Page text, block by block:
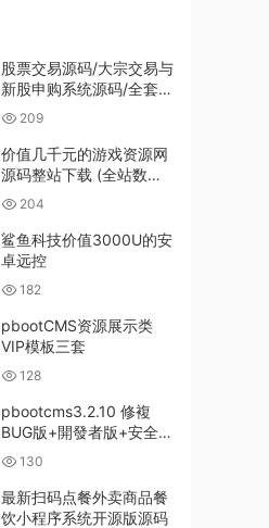
股票交易源码/大宗交易与
新股申购系统源码/全套视
频教程
209
价值几千元的游戏资源网
源码整站下载 (全站数据
打包)，数据里面有200多
个宝贝。
204
鲨鱼科技价值3000U的安
卓远控
182
pbootCMS资源展示类
VIP模板三套
128
pbootcms3.2.10 修複
BUG版+開發者版+安全加
強版下載
130
最新扫码点餐外卖商品餐
饮小程序系统开源版源码